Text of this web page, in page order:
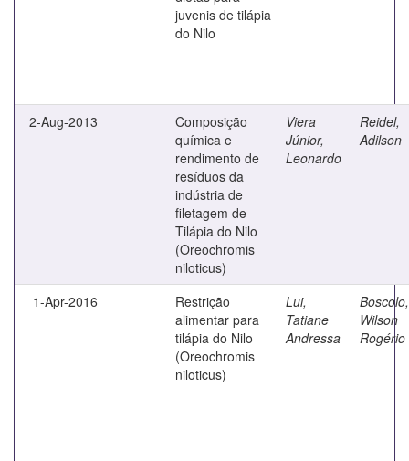
juvenis de tilápia
do Nilo
2-Aug-2013
Composição
química e
rendimento de
resíduos da
indústria de
filetagem de
Tilápia do Nilo
(Oreochromis
niloticus)
Viera
Júnior,
Leonardo
Reidel,
Adilson
1-Apr-2016
Restrição
alimentar para
tilápia do Nilo
(Oreochromis
niloticus)
Lui,
Tatiane
Andressa
Boscolo,
Wilson
Rogério